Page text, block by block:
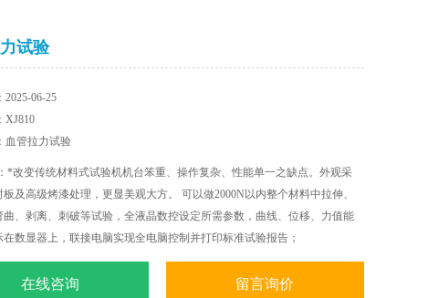
试验
06-25
XJ810
血管拉力试验
*改变传统材料式试验机机台笨重、操作复杂、性能单一之缺点。外观采
板及高级烤漆处理，更显美观大方。 可以做2000N以内整个材料中拉伸、
曲、剥离、刺破等试验，全液晶数控设定所需参数，曲线、位移、力值能
在数显器上，联接电脑实现全电脑控制并打印标准试验报告；
在线咨询 留言询价